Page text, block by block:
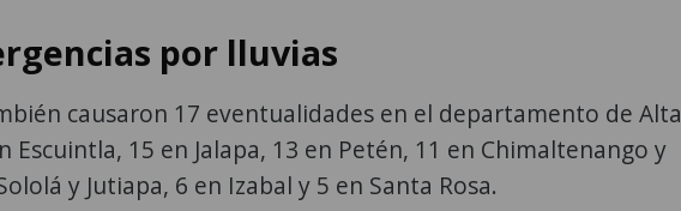
por lluvias
causaron 17 eventualidades en el departamento de Alta
Escuintla, 15 en Jalapa, 13 en Petén, 11 en Chimaltenango y
y Jutiapa, 6 en Izabal y 5 en Santa Rosa.